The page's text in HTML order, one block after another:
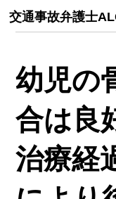
交通事故弁護士
幼児の
合は良
治療経